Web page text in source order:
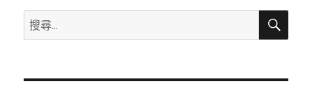
搜
尋
鍵
搜